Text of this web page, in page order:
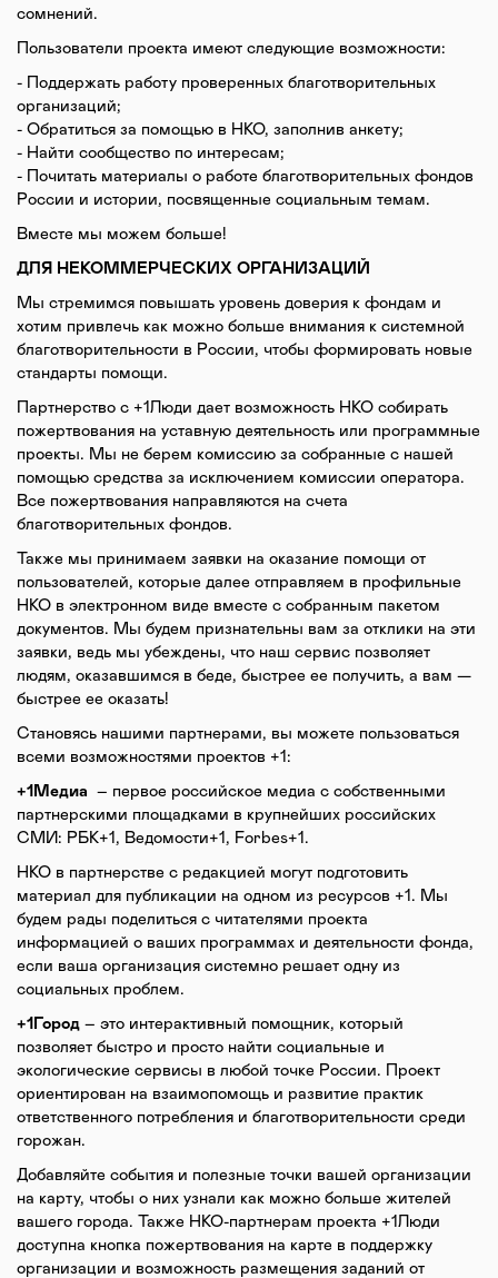
сомнений.
Пользователи проекта имеют следующие возможности:
- Поддержать работу проверенных благотворительных
организаций;
- Обратиться за помощью в НКО, заполнив анкету;
- Найти сообщество по интересам;
- Почитать материалы о работе благотворительных фондов
России и истории, посвященные социальным темам.
Вместе мы можем больше!
ДЛЯ НЕКОММЕРЧЕСКИХ ОРГАНИЗАЦИЙ
Мы стремимся повышать уровень доверия к фондам и
хотим привлечь как можно больше внимания к системной
благотворительности в России, чтобы формировать новые
стандарты помощи.
Партнерство с +1Люди дает возможность НКО собирать
пожертвования на уставную деятельность или программные
проекты. Мы не берем комиссию за собранные с нашей
помощью средства за исключением комиссии оператора.
Все пожертвования направляются на счета
благотворительных фондов.
Также мы принимаем заявки на оказание помощи от
пользователей, которые далее отправляем в профильные
НКО в электронном виде вместе с собранным пакетом
документов. Мы будем признательны вам за отклики на эти
заявки, ведь мы убеждены, что наш сервис позволяет
людям, оказавшимся в беде, быстрее ее получить, а вам —
быстрее ее оказать!
Становясь нашими партнерами, вы можете пользоваться
всеми возможностями проектов +1:
+1Медиа – первое российское медиа с собственными
партнерскими площадками в крупнейших российских
СМИ: РБК+1, Ведомости+1, Forbes+1.
НКО в партнерстве с редакцией могут подготовить
материал для публикации на одном из ресурсов +1. Мы
будем рады поделиться с читателями проекта
информацией о ваших программах и деятельности фонда,
если ваша организация системно решает одну из
социальных проблем.
+1Город – это интерактивный помощник, который
позволяет быстро и просто найти социальные и
экологические сервисы в любой точке России. Проект
ориентирован на взаимопомощь и развитие практик
ответственного потребления и благотворительности среди
горожан.
Добавляйте события и полезные точки вашей организации
на карту, чтобы о них узнали как можно больше жителей
вашего города. Также НКО-партнерам проекта +1Люди
доступна кнопка пожертвования на карте в поддержку
организации и возможность размещения заданий от